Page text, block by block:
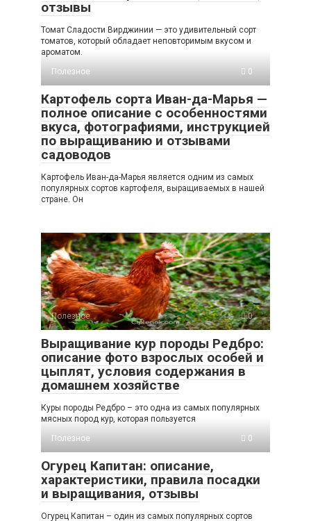
отзывы
Томат Сладости Вирджинии — это удивительный сорт
томатов, который обладает неповторимым вкусом и
ароматом.
Полезное
0
Картофель сорта Иван-да-Марья —
полное описание с особенностями
вкуса, фотографиями, инструкцией
по выращиванию и отзывами
садоводов
Картофель Иван-да-Марья является одним из самых
популярных сортов картофеля, выращиваемых в нашей
стране. Он
Полезное 0
Выращивание кур породы Редбро:
описание фото взрослых особей и
цыплят, условия содержания в
домашнем хозяйстве
Куры породы Редбро – это одна из самых популярных
мясных пород кур, которая пользуется
Полезное
0
Огурец Капитан: описание,
характеристики, правила посадки
и выращивания, отзывы
Огурец Капитан – один из самых популярных сортов